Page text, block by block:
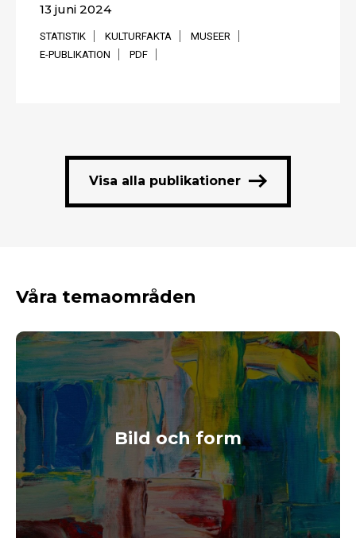
13 juni 2024
STATISTIK KULTURFAKTA
MUSEER
E-PUBLIKATION
PDF
Visa alla publikationer
Våra temaområden
Bild och form